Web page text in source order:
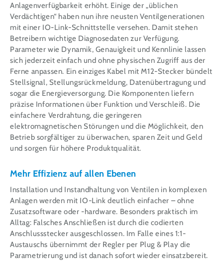
Anlagenverfügbarkeit erhöht. Einige der „üblichen
Verdächtigen“ haben nun ihre neusten Ventilgenerationen
mit einer IO-Link-Schnittstelle versehen. Damit stehen
Betreibern wichtige Diagnosedaten zur Verfügung.
Parameter wie Dynamik, Genauigkeit und Kennlinie lassen
sich jederzeit einfach und ohne physischen Zugriff aus der
Ferne anpassen. Ein einziges Kabel mit M12-Stecker bündelt
Stellsignal, Stellungsrückmeldung, Datenübertragung und
sogar die Energieversorgung. Die Komponenten liefern
präzise Informationen über Funktion und Verschleiß. Die
einfachere Verdrahtung, die geringeren
elektromagnetischen Störungen und die Möglichkeit, den
Betrieb sorgfältiger zu überwachen, sparen Zeit und Geld
und sorgen für höhere Produktqualität.
Mehr Effizienz auf allen Ebenen
Installation und Instandhaltung von Ventilen in komplexen
Anlagen werden mit IO-Link deutlich einfacher – ohne
Zusatzsoftware oder -hardware. Besonders praktisch im
Alltag: Falsches Anschließen ist durch die codierten
Anschlussstecker ausgeschlossen. Im Falle eines 1:1-
Austauschs übernimmt der Regler per Plug & Play die
Parametrierung und ist danach sofort wieder einsatzbereit.